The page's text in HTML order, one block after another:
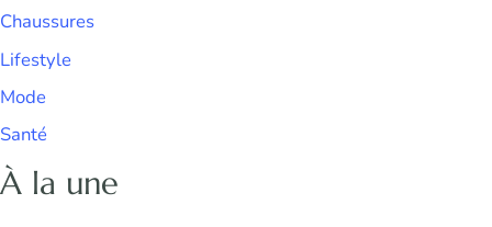
Chaussures
Lifestyle
Mode
Santé
À la une